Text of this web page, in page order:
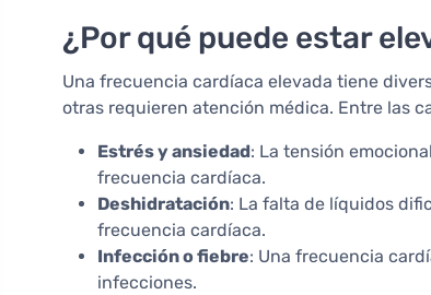
¿Por qué puede estar
Una frecuencia cardíaca elevada tiene
otras requieren atención médica. Entre las
Estrés y ansiedad: La tensión
frecuencia cardíaca.
Deshidratación: La falta de líquidos
frecuencia cardíaca.
Infección o fiebre: Una frecuencia
infecciones.